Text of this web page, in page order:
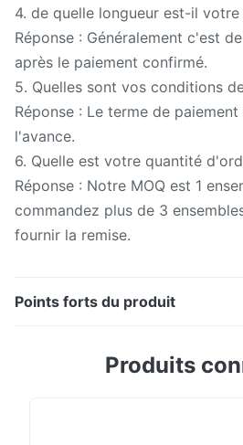
4. de quelle longueur est-il
Réponse : Généralement c'est
après le paiement confirmé.
5. Quelles sont vos conditions
Réponse : Le terme de paiement
l'avance.
6. Quelle est votre quantité
Réponse : Notre MOQ est 1
commandez plus de 3
fournir la remise.
Points forts du produit
yg268 avec trois angles 20 60
Produits